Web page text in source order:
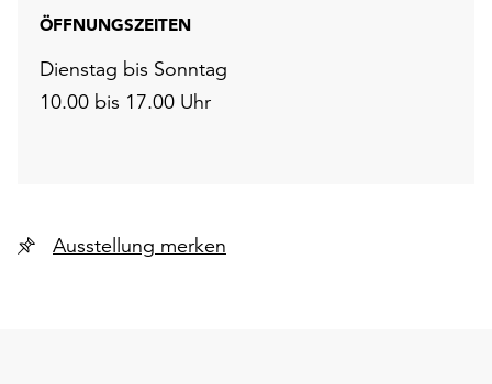
ÖFFNUNGSZEITEN
Dienstag bis Sonntag
10.00 bis 17.00 Uhr
Ausstellung merken